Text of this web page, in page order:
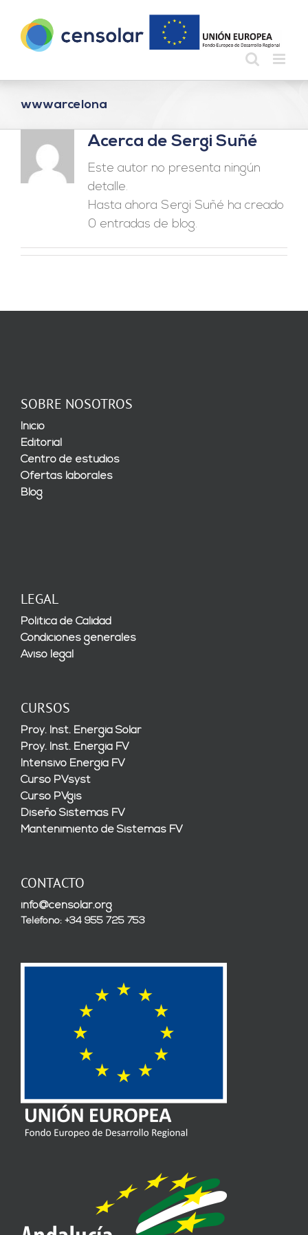
contenido
wwwarcelona
Acerca de Sergi Suñé
Este autor no presenta ningún
detalle.
Hasta ahora Sergi Suñé ha creado
0 entradas de blog.
SOBRE NOSOTROS
Inicio
Editorial
Centro de estudios
Ofertas laborales
Blog
LEGAL
Política de Calidad
Condiciones generales
Aviso legal
CURSOS
Proy. Inst. Energía Solar
Proy. Inst. Energía FV
Intensivo Energía FV
Curso PVsyst
Curso PVgis
Diseño Sistemas FV
Mantenimiento de Sistemas FV
CONTACTO
info@censolar.org
Teléfono: +34 955 725 753